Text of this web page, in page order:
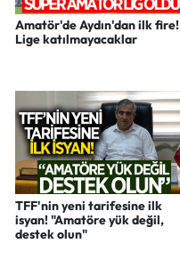
Amatör'de Aydın'dan ilk fire!
Lige katılmayacaklar
TFF'nin yeni tarifesine ilk
isyan! "Amatöre yük değil,
destek olun"